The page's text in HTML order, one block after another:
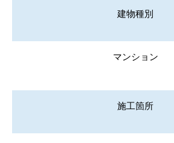
建物種別
マンション
施工箇所